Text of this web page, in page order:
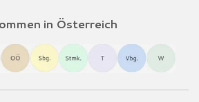
in Österreich